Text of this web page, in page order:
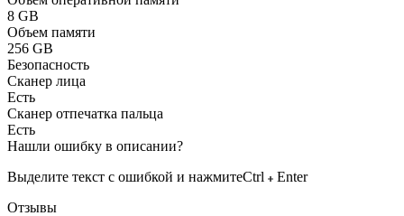
8 GB
Объем памяти
256 GB
Безопасность
Сканер лица
Есть
Сканер отпечатка пальца
Есть
Нашли ошибку в описании?
Выделите текст с ошибкой и нажмитеCtrl
Enter
Отзывы